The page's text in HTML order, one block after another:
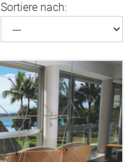
Sortiere nach: